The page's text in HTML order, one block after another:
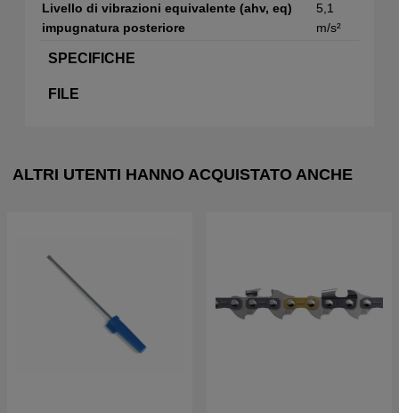
Livello di vibrazioni equivalente (ahv, eq)
impugnatura posteriore
5,1
m/s²
SPECIFICHE
FILE
ALTRI UTENTI HANNO ACQUISTATO ANCHE